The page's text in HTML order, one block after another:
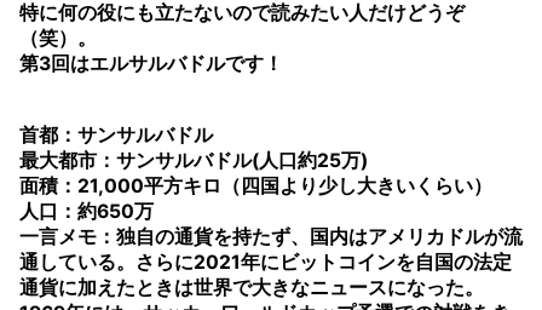
特に何の役にも立たないので読みたい人だけどうぞ
（笑）。
第3回はエルサルバドルです！
首都：サンサルバドル
最大都市：サンサルバドル(人口約25万)
面積：21,000平方キロ（四国より少し大きいくらい）
人口：約650万
一言メモ：独自の通貨を持たず、国内はアメリカドルが流
通している。さらに2021年にビットコインを自国の法定
通貨に加えたときは世界で大きなニュースになった。